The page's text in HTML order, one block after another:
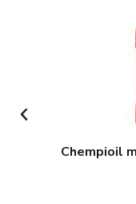
Chempioil